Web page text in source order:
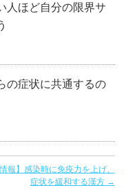
人ほど自分の限界サ
の症状に共通するの
情報】感染時に免疫力を上げ、
症状を緩和する漢方 →